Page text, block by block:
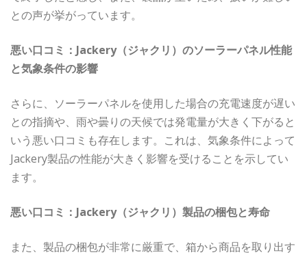
との声が挙がっています。
悪い口コミ：Jackery（ジャクリ）のソーラーパネル性能
と気象条件の影響
さらに、ソーラーパネルを使用した場合の充電速度が遅い
との指摘や、雨や曇りの天候では発電量が大きく下がると
いう悪い口コミも存在します。これは、気象条件によって
Jackery製品の性能が大きく影響を受けることを示してい
ます。
悪い口コミ：Jackery（ジャクリ）製品の梱包と寿命
また、製品の梱包が非常に厳重で、箱から商品を取り出す